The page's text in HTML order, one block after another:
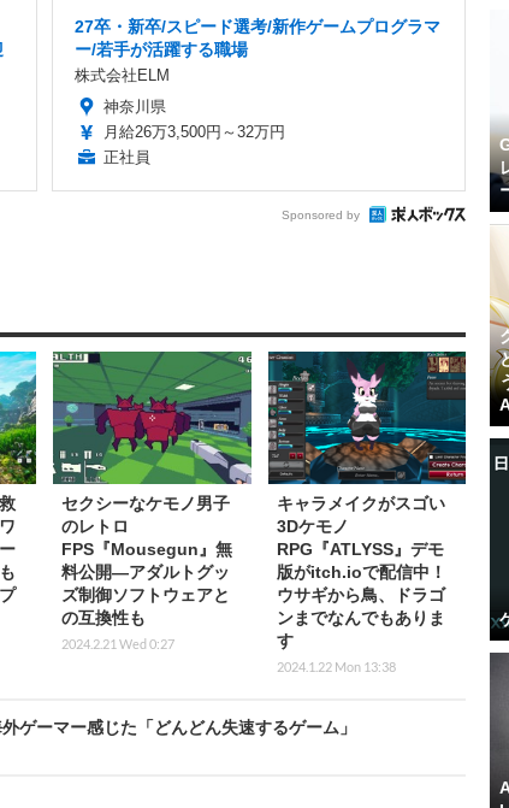
27卒・新卒/スピード選考/新作ゲームプログラマ
ー/若手が活躍する職場
株式会社ELM
神奈川県
月給26万3,500円～32万円
正社員
Sponsored by
セクシーなケモノ男子
のレトロ
FPS『Mousegun』無
料公開―アダルトグッ
ズ制御ソフトウェアと
の互換性も
2024.2.21 Wed 0:27
キャラメイクがスゴい
3Dケモノ
RPG『ATLYSS』デモ
版がitch.ioで配信中！
ウサギから鳥、ドラゴ
ンまでなんでもありま
す
2024.1.22 Mon 13:38
ゲーマー感じた「どんどん失速するゲーム」